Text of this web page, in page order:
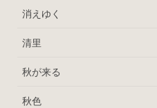
消えゆく
清里
秋が来る
秋色